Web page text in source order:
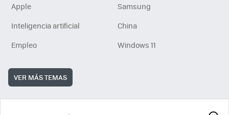
Apple
Samsung
Inteligencia artificial
China
Empleo
Windows 11
VER MÁS TEMAS